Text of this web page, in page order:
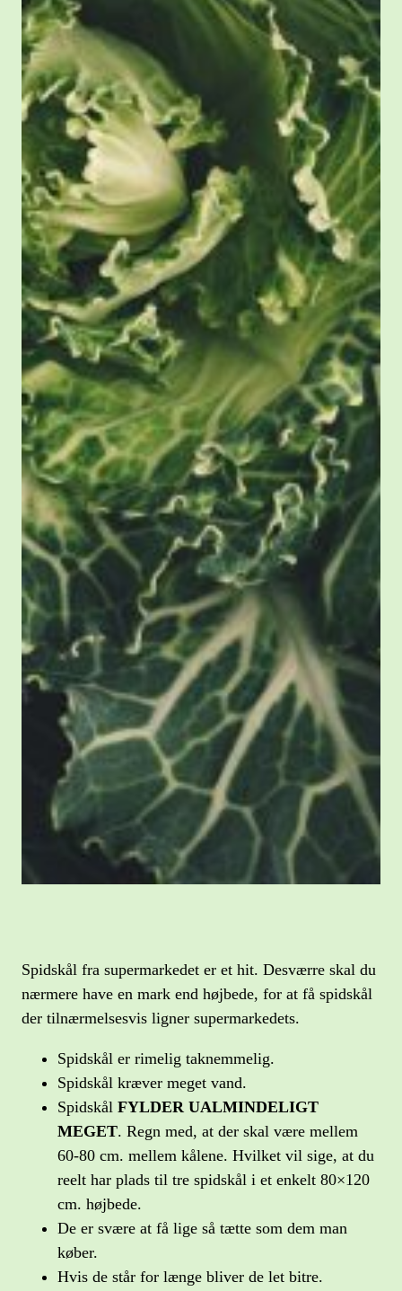
Spidskål fra supermarkedet er et hit. Desværre skal du
nærmere have en mark end højbede, for at få spidskål
der tilnærmelsesvis ligner supermarkedets.
Spidskål er rimelig taknemmelig.
Spidskål kræver meget vand.
SpidskålFYLDER UALMINDELIGT
MEGET. Regn med, at der skal være mellem
60-80 cm. mellem kålene. Hvilket vil sige, at du
reelt har plads til tre spidskål i et enkelt 80×120
cm. højbede.
De er svære at få lige så tætte som dem man
køber.
Hvis de står for længe bliver de let bitre.